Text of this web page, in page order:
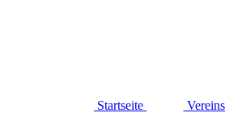
Startseite